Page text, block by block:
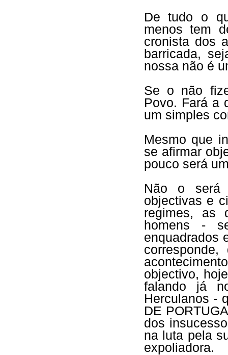
De tudo o
menos tem
cronista dos
barricada,
nossa não é
Se o não
Povo. Fará a
um simples
Mesmo que
se afirmar
pouco será
Não o será
objectivas e
regimes, as
homens -
enquadrados
objectivo,
falando já
Herculanos -
DE
dos
na luta pela
expoliadora.